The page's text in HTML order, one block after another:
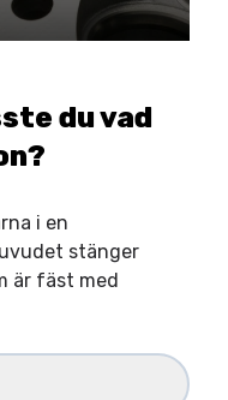
du vad
i en
stänger
är fäst med